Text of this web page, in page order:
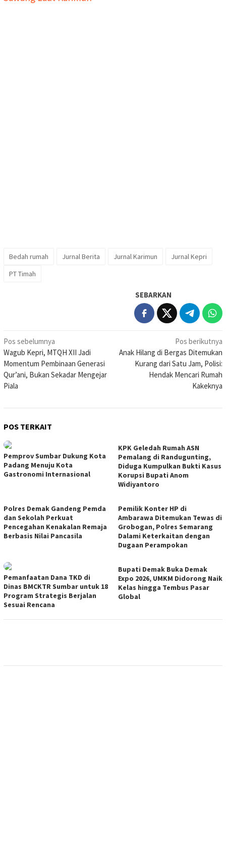
Bedah rumah Jurnal Berita Jurnal Karimun
Jurnal Kepri
PT Timah
SEBARKAN
Navigasi
pos
Pos sebelumnya
Wagub Kepri, MTQH XII Jadi
Momentum Pembinaan Generasi
Qur’ani, Bukan Sekadar Mengejar
Piala
Pos berikutnya
Anak Hilang di Bergas Ditemukan
Kurang dari Satu Jam, Polisi:
Hendak Mencari Rumah
Kakeknya
POS TERKAIT
Pemprov Sumbar Dukung Kota
Padang Menuju Kota
Gastronomi Internasional
KPK Geledah Rumah ASN
Pemalang di Randugunting,
Diduga Kumpulkan Bukti Kasus
Korupsi Bupati Anom
Widiyantoro
Polres Demak Gandeng Pemda
dan Sekolah Perkuat
Pencegahan Kenakalan Remaja
Berbasis Nilai Pancasila
Pemilik Konter HP di
Ambarawa Ditemukan Tewas di
Grobogan, Polres Semarang
Dalami Keterkaitan dengan
Dugaan Perampokan
Pemanfaatan Dana TKD di
Dinas BMCKTR Sumbar untuk 18
Program Strategis Berjalan
Sesuai Rencana
Bupati Demak Buka Demak
Expo 2026, UMKM Didorong Naik
Kelas hingga Tembus Pasar
Global